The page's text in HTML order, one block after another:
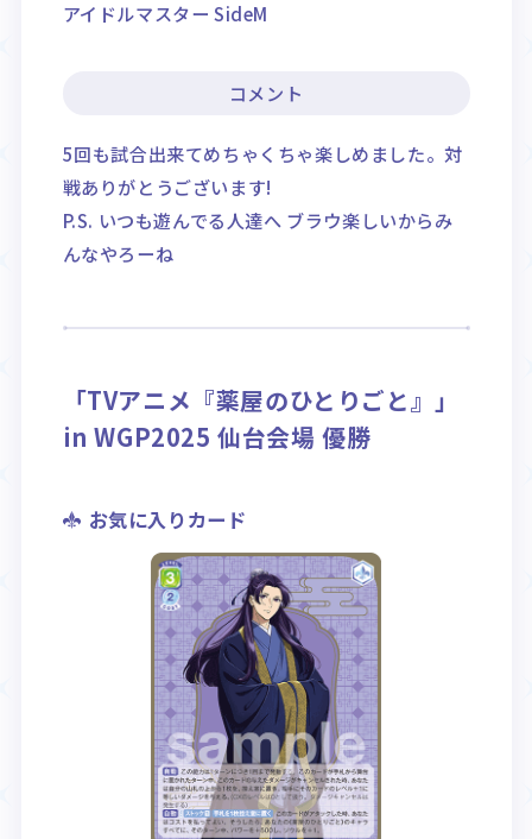
アイドルマスター SideM
コメント
5回も試合出来てめちゃくちゃ楽しめました。対
戦ありがとうございます!
P.S. いつも遊んでる人達へ ブラウ楽しいからみ
んなやろーね
「TVアニメ『薬屋のひとりごと』」
in WGP2025 仙台会場 優勝
お気に入りカード